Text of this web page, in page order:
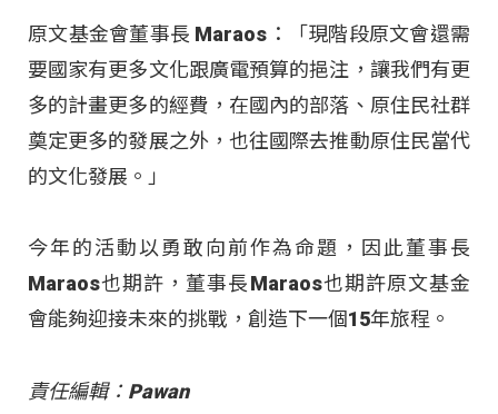
原文基金會董事長 Maraos：「現階段原文會還需
要國家有更多文化跟廣電預算的挹注，讓我們有更
多的計畫更多的經費，在國內的部落、原住民社群
奠定更多的發展之外，也往國際去推動原住民當代
的文化發展。」
今年的活動以勇敢向前作為命題，因此董事長
Maraos也期許，董事長Maraos也期許原文基金
會能夠迎接未來的挑戰，創造下一個15年旅程。
責任編輯：Pawan